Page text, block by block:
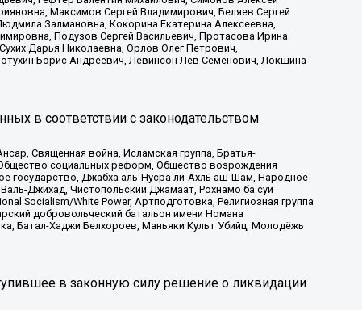
Максимов Сергей Владимирович, Беляев Сергей
Залмановна, Кокорина Екатерина Алексеевна,
Подузов Сергей Васильевич, Протасова Ирина
Дарья Николаевна, Орлов Олег Петрович,
Борис Андреевич, Левинсон Лев Семенович, Локшина
в соответствии с законодательством
Священная война, Исламская группа, Братья-
социальных реформ, Общество возрождения
государство, Джабха аль-Нусра ли-Ахль аш-Шам, Народное
Джихад, Чистопольский Джамаат, Рохнамо ба суи
Socialism/White Power, Артподготовка, Религиозная группа
добровольческий батальон имени Номана
Батал-Хаджи Белхороев, Маньяки Культ Убийц, Молодёжь
в законную силу решение о ликвидации